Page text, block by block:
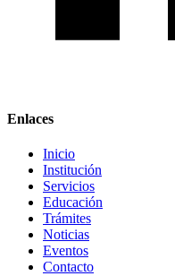
Enlaces
Inicio
Institución
Servicios
Educación
Trámites
Noticias
Eventos
Contacto